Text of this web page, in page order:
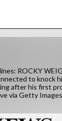
ROCKY
to knock
after his first
via Getty